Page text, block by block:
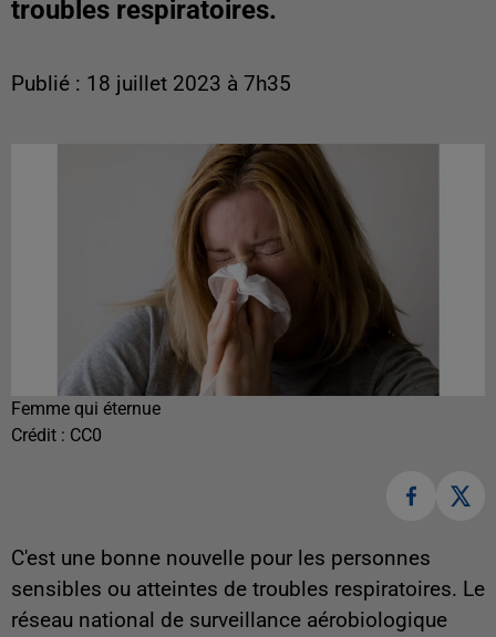
troubles respiratoires.
Publié : 18 juillet 2023 à 7h35
Femme qui éternue
Crédit : CC0
C'est une bonne nouvelle pour les personnes
sensibles ou atteintes de troubles respiratoires. Le
réseau national de surveillance aérobiologique